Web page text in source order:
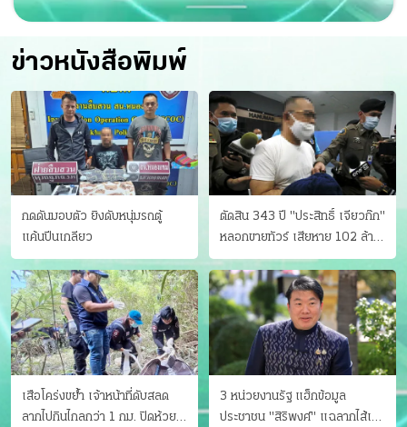
ข่าวหนังสือพิมพ์
กดดันมอบตัว ยิงดับหนุ่มรถตู้
แค้นปีนเกลียว
ตัดสิน 343 ปี "ประสิทธิ์ เจียวก๊ก"
หลอกขายทัวร์ เสียหาย 102 ล้าน
มีเหยื่อ 173 คน
เสือโคร่งขย้ำ เจ้าหน้าที่ดับสลด
ลากไปกินไกลกว่า 1 กม. ปิดห้วย
3 หน่วยงานรัฐ แฮ็กข้อมูล
ประชาชน "สิริพงศ์" แฉลากไส้เอง